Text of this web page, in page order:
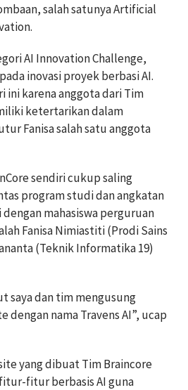
salah satunya Artificial
AI Innovation Challenge,
inovasi proyek berbasi AI.
ini karena anggota dari Tim
ketertarikan dalam
Fanisa salah satu anggota
sendiri cukup saling
program studi dan angkatan
mahasiswa perguruan
Fanisa Nimiastiti (Prodi Sains
(Teknik Informatika 19)
saya dan tim mengusung
dengan nama Travens AI”, ucap
yang dibuat Tim Braincore
fitur berbasis AI guna